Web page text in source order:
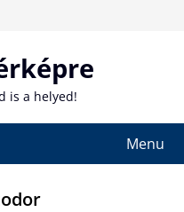
is a helyed!
Menu